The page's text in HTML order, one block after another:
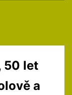
50 let
a